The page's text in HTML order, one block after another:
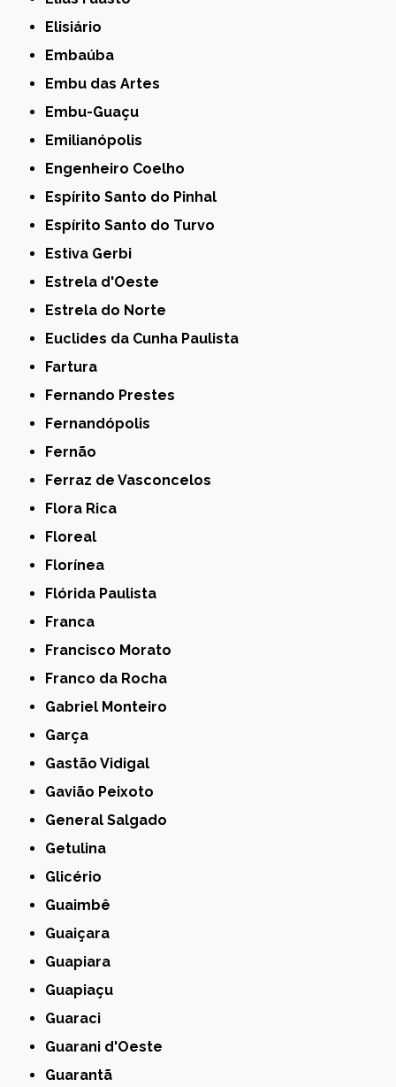
Elisiário
Embaúba
Embu das Artes
Embu-Guaçu
Emilianópolis
Engenheiro Coelho
Espírito Santo do Pinhal
Espírito Santo do Turvo
Estiva Gerbi
Estrela d'Oeste
Estrela do Norte
Euclides da Cunha Paulista
Fartura
Fernando Prestes
Fernandópolis
Fernão
Ferraz de Vasconcelos
Flora Rica
Floreal
Florínea
Flórida Paulista
Franca
Francisco Morato
Franco da Rocha
Gabriel Monteiro
Garça
Gastão Vidigal
Gavião Peixoto
General Salgado
Getulina
Glicério
Guaimbê
Guaiçara
Guapiara
Guapiaçu
Guaraci
Guarani d'Oeste
Guarantã